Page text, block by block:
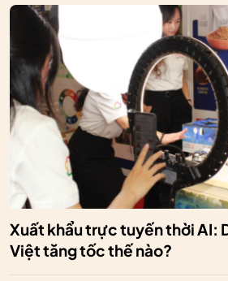
Xuất khẩu trực tuyến thời AI:
Việt tăng tốc thế nào?